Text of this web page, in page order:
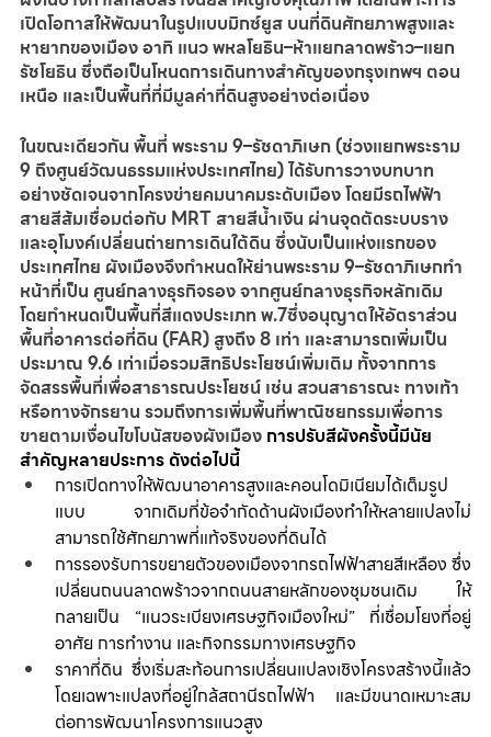
เปิดโอกาสให้พัฒนาในรูปแบบมิกซ์ยูส บนที่ดินศักยภาพสูงและ
หายากของเมือง อาทิ แนว พหลโยธิน–ห้าแยกลาดพร้าว–แยก
รัชโยธิน ซึ่งถือเป็นโหนดการเดินทางสำคัญของกรุงเทพฯ ตอน
เหนือ และเป็นพื้นที่ที่มีมูลค่าที่ดินสูงอย่างต่อเนื่อง
ในขณะเดียวกัน พื้นที่ พระราม 9–รัชดาภิเษก (ช่วงแยกพระราม
9 ถึงศูนย์วัฒนธรรมแห่งประเทศไทย) ได้รับการวางบทบาท
อย่างชัดเจนจากโครงข่ายคมนาคมระดับเมือง โดยมีรถไฟฟ้า
สายสีส้มเชื่อมต่อกับ MRT สายสีน้ำเงิน ผ่านจุดตัดระบบราง
และอุโมงค์เปลี่ยนถ่ายการเดินใต้ดิน ซึ่งนับเป็นแห่งแรกของ
ประเทศไทย ผังเมืองจึงกำหนดให้ย่านพระราม 9–รัชดาภิเษกทำ
หน้าที่เป็น ศูนย์กลางธุรกิจรอง จากศูนย์กลางธุรกิจหลักเดิม
โดยกำหนดเป็นพื้นที่สีแดงประเภท พ.7ซึ่งอนุญาตให้อัตราส่วน
พื้นที่อาคารต่อที่ดิน (FAR) สูงถึง 8 เท่า และสามารถเพิ่มเป็น
ประมาณ 9.6 เท่าเมื่อรวมสิทธิประโยชน์เพิ่มเติม ทั้งจากการ
จัดสรรพื้นที่เพื่อสาธารณประโยชน์ เช่น สวนสาธารณะ ทางเท้า
หรือทางจักรยาน รวมถึงการเพิ่มพื้นที่พาณิชยกรรมเพื่อการ
ขายตามเงื่อนไขโบนัสของผังเมือง การปรับสีผังครั้งนี้มีนัย
สำคัญหลายประการ ดังต่อไปนี้
การเปิดทางให้พัฒนาอาคารสูงและคอนโดมิเนียมได้เต็มรูป
แบบ จากเดิมที่ข้อจำกัดด้านผังเมืองทำให้หลายแปลงไม่
สามารถใช้ศักยภาพที่แท้จริงของที่ดินได้
การรองรับการขยายตัวของเมืองจากรถไฟฟ้าสายสีเหลือง ซึ่ง
เปลี่ยนถนนลาดพร้าวจากถนนสายหลักของชุมชนเดิม ให้
กลายเป็น “แนวระเบียงเศรษฐกิจเมืองใหม่” ที่เชื่อมโยงที่อยู่
อาศัย การทำงาน และกิจกรรมทางเศรษฐกิจ
ราคาที่ดิน ซึ่งเริ่มสะท้อนการเปลี่ยนแปลงเชิงโครงสร้างนี้แล้ว
โดยเฉพาะแปลงที่อยู่ใกล้สถานีรถไฟฟ้า และมีขนาดเหมาะสม
ต่อการพัฒนาโครงการแนวสูง